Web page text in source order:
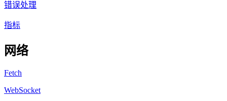
错误处理
指标
网络
Fetch
WebSocket